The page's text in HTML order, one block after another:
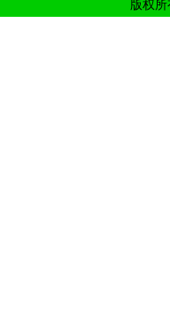
版权